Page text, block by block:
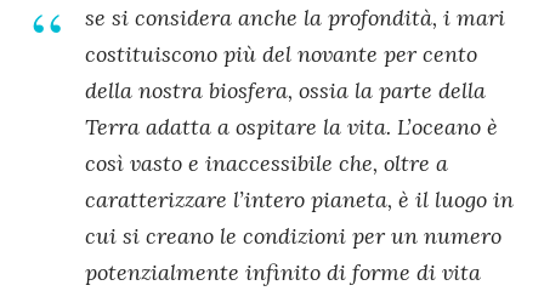
se si considera anche la profondità, i mari
costituiscono più del novante per cento
della nostra biosfera, ossia la parte della
Terra adatta a ospitare la vita. L’oceano è
così vasto e inaccessibile che, oltre a
caratterizzare l’intero pianeta, è il luogo in
cui si creano le condizioni per un numero
potenzialmente infinito di forme di vita